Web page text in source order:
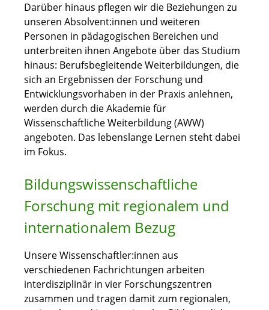
Darüber hinaus pflegen wir die Beziehungen zu
unseren Absolvent:innen und weiteren
Personen in pädagogischen Bereichen und
unterbreiten ihnen Angebote über das Studium
hinaus: Berufsbegleitende Weiterbildungen, die
sich an Ergebnissen der Forschung und
Entwicklungsvorhaben in der Praxis anlehnen,
werden durch die Akademie für
Wissenschaftliche Weiterbildung (AWW)
angeboten. Das lebenslange Lernen steht dabei
im Fokus.
Bildungswissenschaftliche
Forschung mit regionalem und
internationalem Bezug
Unsere Wissenschaftler:innen aus
verschiedenen Fachrichtungen arbeiten
interdisziplinär in vier Forschungszentren
zusammen und tragen damit zum regionalen,